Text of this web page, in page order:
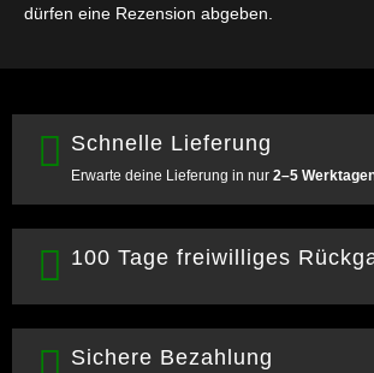
dürfen eine Rezension abgeben.
Schnelle Lieferung
Erwarte deine Lieferung in nur 2–5
100 Tage freiwilliges
Sichere Bezahlung